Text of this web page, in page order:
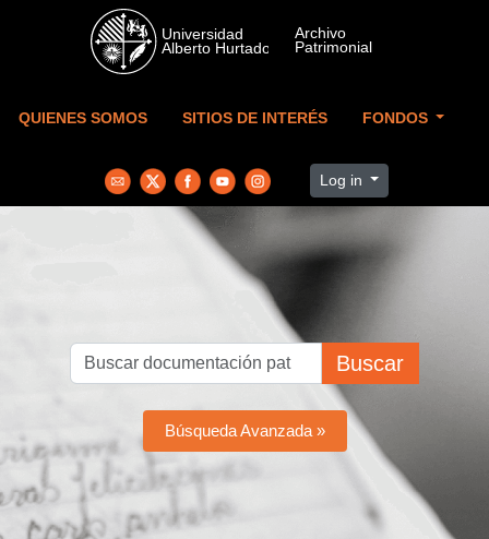
Skip to main content
QUIENES SOMOS SITIOS DE INTERÉS FONDOS
Log in
Buscar
Búsqueda Avanzada »